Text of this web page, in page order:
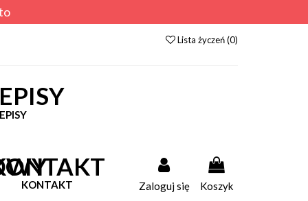
Lista życzeń (0)
KONTAKT Zaloguj się Koszyk